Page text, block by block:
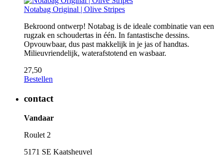
Notabag Original | Olive Stripes
Bekroond ontwerp! Notabag is de ideale combinatie van een
rugzak en schoudertas in één. In fantastische dessins.
Opvouwbaar, dus past makkelijk in je jas of handtas.
Milieuvriendelijk, waterafstotend en wasbaar.
27,50
Bestellen
contact
Vandaar
Roulet 2
5171 SE Kaatsheuvel